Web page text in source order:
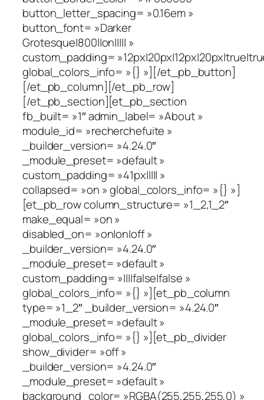
button_letter_spacing= »0.16em »
button_font= »Darker
Grotesque|800||on||||| »
custom_padding=
global_colors_info= »{} »][/et_pb_button]
[/et_pb_column][/et_pb_row]
[/et_pb_section][et_pb_section
fb_built= »1″ admin_label= »About »
module_id= »recherchefuite »
_builder_version= »4.24.0″
_module_preset= »default »
custom_padding= »41px||||| »
collapsed= »on » global_colors_info= »{} »]
[et_pb_row column_structure= »1_2,1_2″
make_equal= »on »
disabled_on= »on|on|off »
_builder_version= »4.24.0″
_module_preset= »default »
custom_padding= »||||false|false »
global_colors_info= »{} »][et_pb_column
type= »1_2″ _builder_version= »4.24.0″
_module_preset= »default »
global_colors_info= »{} »][et_pb_divider
show_divider= »off »
_builder_version= »4.24.0″
_module_preset= »default »
background_color= »RGBA(255,255,255,0) »